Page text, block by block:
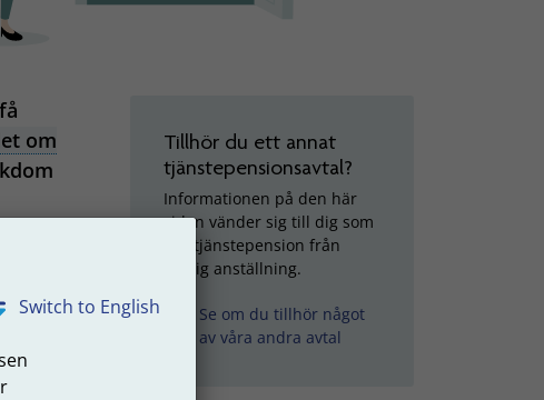
Switch to English
om
Tillhör du ett annat
tjänstepensionsavtal?
Informationen på den här
sidan vänder sig till dig som
har tjänstepension från
statlig anställning.
Se om du tillhör något
av våra andra avtal